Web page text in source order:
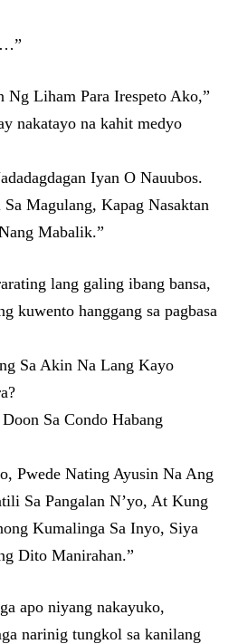
Ng Liham Para Irespeto Ako,”
nakatayo na kahit medyo
Iyan O Nauubos.
Magulang, Kapag Nasaktan
Mabalik.”
lang galing ibang bansa,
kuwento hanggang sa pagbasa
Sa Akin Na Lang Kayo
Sa Condo Habang
Pwede Nating Ayusin Na Ang
Sa Pangalan N’yo, At Kung
Kumalinga Sa Inyo, Siya
Dito Manirahan.”
apo niyang nakayuko,
narinig tungkol sa kanilang